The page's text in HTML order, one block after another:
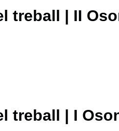
treball | II
treball | I